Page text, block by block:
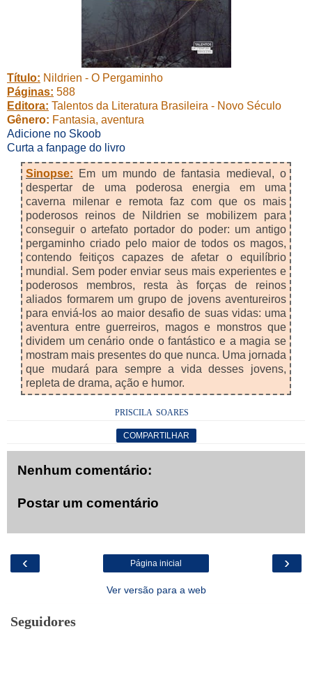
Título: Nildrien - O Pergaminho
Páginas: 588
Editora: Talentos da Literatura Brasileira - Novo Século
Gênero: Fantasia, aventura
Adicione no Skoob
Curta a fanpage do livro
Sinopse: Em um mundo de fantasia medieval, o
despertar de uma poderosa energia em uma
caverna milenar e remota faz com que os mais
poderosos reinos de Nildrien se mobilizem para
conseguir o artefato portador do poder: um antigo
pergaminho criado pelo maior de todos os magos,
contendo feitiços capazes de afetar o equilíbrio
mundial. Sem poder enviar seus mais experientes e
poderosos membros, resta às forças de reinos
aliados formarem um grupo de jovens aventureiros
para enviá-los ao maior desafio de suas vidas: uma
aventura entre guerreiros, magos e monstros que
dividem um cenário onde o fantástico e a magia se
mostram mais presentes do que nunca. Uma jornada
que mudará para sempre a vida desses jovens,
repleta de drama, ação e humor.
PRISCILA SOARES
COMPARTILHAR
Nenhum comentário:
Postar um comentário
‹ ›
Página inicial
Ver versão para a web
Seguidores